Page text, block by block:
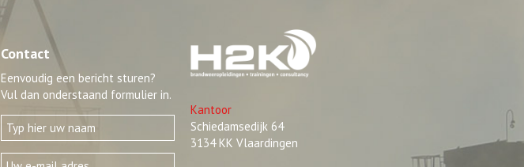
Contact
Eenvoudig een bericht sturen?
Vul dan onderstaand formulier in.
Kantoor
Schiedamsedijk 64
3134 KK Vlaardingen